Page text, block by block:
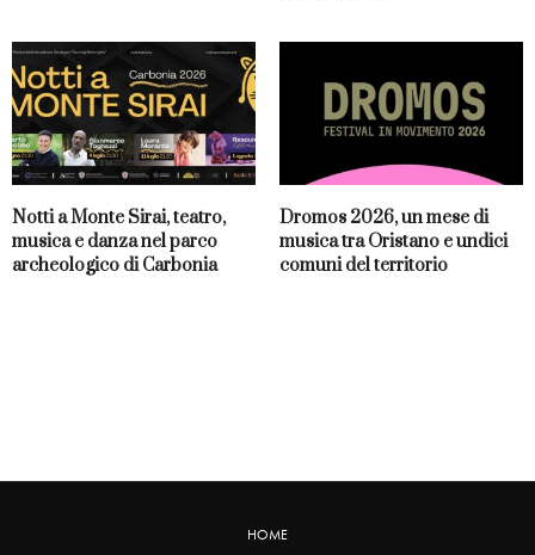
Notti a Monte Sirai, teatro,
musica e danza nel parco
archeologico di Carbonia
Dromos 2026, un mese di
musica tra Oristano e undici
comuni del territorio
HOME